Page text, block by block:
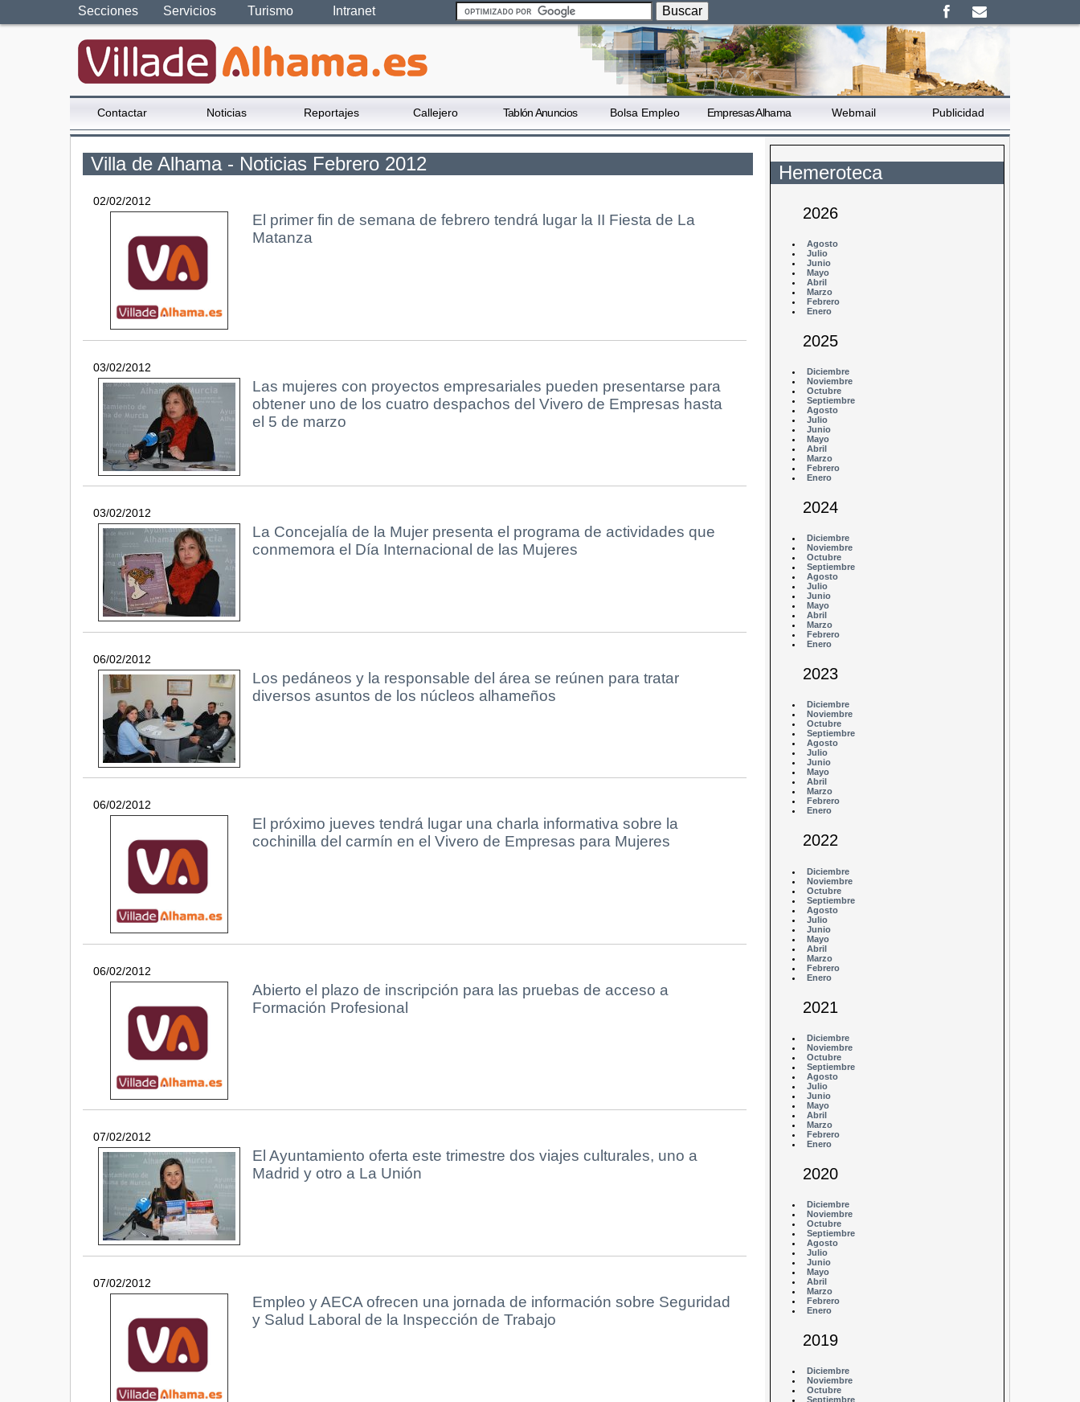
Secciones Servicios Turismo Intranet
Contactar Noticias Reportajes Callejero Tablón Anuncios Bolsa Empleo Empresas Alhama Webmail Publicidad
Villa de Alhama - Noticias Febrero 2012
02/02/2012
El primer fin de semana de febrero tendrá lugar la II Fiesta de La
Matanza
03/02/2012
Las mujeres con proyectos empresariales pueden presentarse para
obtener uno de los cuatro despachos del Vivero de Empresas hasta
el 5 de marzo
03/02/2012
La Concejalía de la Mujer presenta el programa de actividades que
conmemora el Día Internacional de las Mujeres
06/02/2012
Los pedáneos y la responsable del área se reúnen para tratar
diversos asuntos de los núcleos alhameños
06/02/2012
El próximo jueves tendrá lugar una charla informativa sobre la
cochinilla del carmín en el Vivero de Empresas para Mujeres
06/02/2012
Abierto el plazo de inscripción para las pruebas de acceso a
Formación Profesional
07/02/2012
El Ayuntamiento oferta este trimestre dos viajes culturales, uno a
Madrid y otro a La Unión
07/02/2012
Empleo y AECA ofrecen una jornada de información sobre Seguridad
y Salud Laboral de la Inspección de Trabajo
Hemeroteca
2026
Agosto
Julio
Junio
Mayo
Abril
Marzo
Febrero
Enero
2025
Diciembre
Noviembre
Octubre
Septiembre
Agosto
Julio
Junio
Mayo
Abril
Marzo
Febrero
Enero
2024
Diciembre
Noviembre
Octubre
Septiembre
Agosto
Julio
Junio
Mayo
Abril
Marzo
Febrero
Enero
2023
Diciembre
Noviembre
Octubre
Septiembre
Agosto
Julio
Junio
Mayo
Abril
Marzo
Febrero
Enero
2022
Diciembre
Noviembre
Octubre
Septiembre
Agosto
Julio
Junio
Mayo
Abril
Marzo
Febrero
Enero
2021
Diciembre
Noviembre
Octubre
Septiembre
Agosto
Julio
Junio
Mayo
Abril
Marzo
Febrero
Enero
2020
Diciembre
Noviembre
Octubre
Septiembre
Agosto
Julio
Junio
Mayo
Abril
Marzo
Febrero
Enero
2019
Diciembre
Noviembre
Octubre
Septiembre